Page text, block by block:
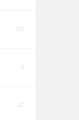
215
6
47